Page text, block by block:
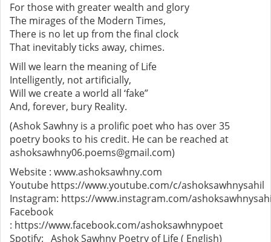
For those with greater wealth and glory
The mirages of the Modern Times,
There is no let up from the final clock
That inevitably ticks away, chimes.
Will we learn the meaning of Life
Intelligently, not artificially,
Will we create a world all ‘fake”
And, forever, bury Reality.
(Ashok Sawhny is a prolific poet who has over 35
poetry books to his credit. He can be reached at
ashoksawhny06.poems@gmail.com)
Website : www.ashoksawhny.com
Youtube https://www.youtube.com/c/ashoksawhnysahil
Instagram: https://www.instagram.com/
Facebook
: https://www.facebook.com/ashoksawhnypoet
Spotify: Ashok Sawhny Poetry of Life ( English)